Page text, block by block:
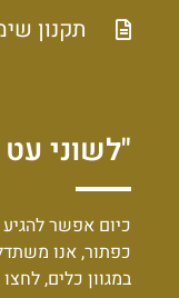
תקנון
"לשוני
כיום אפשר
כפתור, אנו
במגוון כלים,